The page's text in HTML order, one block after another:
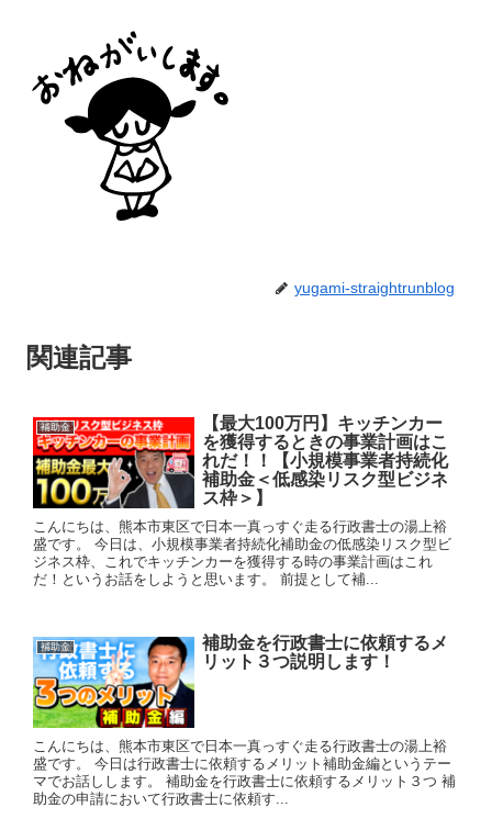
yugami-straightrunblog
関連記事
補助金
【最大100万円】キッチンカー
を獲得するときの事業計画はこ
れだ！！【小規模事業者持続化
補助金＜低感染リスク型ビジネ
ス枠＞】
こんにちは、熊本市東区で日本一真っすぐ走る行政書士の湯上裕
盛です。 今日は、小規模事業者持続化補助金の低感染リスク型ビ
ジネス枠、これでキッチンカーを獲得する時の事業計画はこれ
だ！というお話をしようと思います。 前提として補...
補助金
補助金を行政書士に依頼するメ
リット３つ説明します！
こんにちは、熊本市東区で日本一真っすぐ走る行政書士の湯上裕
盛です。 今日は行政書士に依頼するメリット補助金編というテー
マでお話しします。 補助金を行政書士に依頼するメリット３つ 補
助金の申請において行政書士に依頼す...